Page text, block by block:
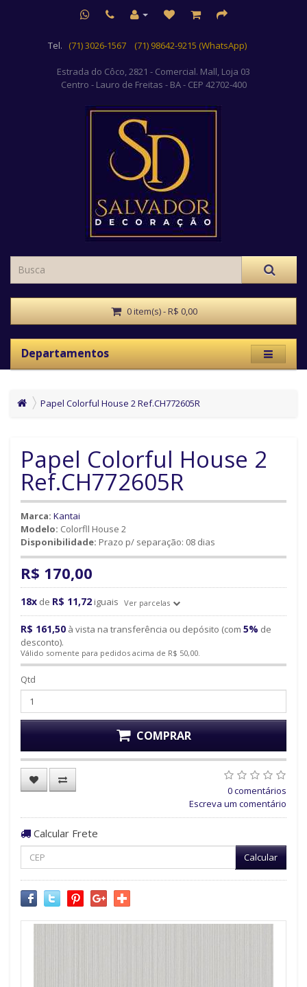
Tel. (71) 3026-1567 (71) 98642-9215 (WhatsApp)
Estrada do Côco, 2821 - Comercial. Mall, Loja 03
Centro - Lauro de Freitas - BA - CEP 42702-400
0 item(s) - R$ 0,00
Departamentos
Papel Colorful House 2 Ref.CH772605R
Papel Colorful House 2
Ref.CH772605R
Marca: Kantai
Modelo: Colorfll House 2
Disponibilidade: Prazo p/ separação: 08 dias
R$ 170,00
18x de R$ 11,72 iguais Ver parcelas
R$ 161,50 à vista na transferência ou depósito (com 5% de
desconto).
Válido somente para pedidos acima de R$ 50,00.
Qtd
COMPRAR
0 comentários
Escreva um comentário
Calcular Frete
Calcular